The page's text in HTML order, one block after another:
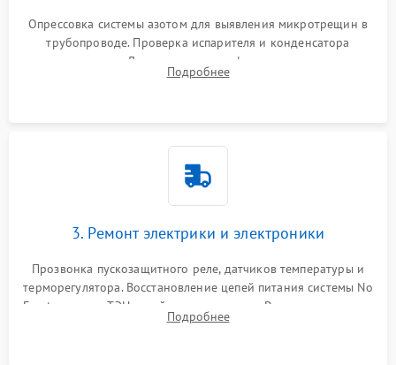
Опрессовка системы азотом для выявления микротрещин в
трубопроводе. Проверка испарителя и конденсатора
течеискателем. Демонтаж старого фильтра-осушителя и
продувка капиллярной трубки для устранения засоров.
Подробнее
3. Ремонт электрики и электроники
Прозвонка пускозащитного реле, датчиков температуры и
терморегулятора. Восстановление цепей питания системы No
Frost, включая ТЭН оттайки и вентилятор. Ремонт или замена
платы управления при сбоях алгоритмов.
Подробнее